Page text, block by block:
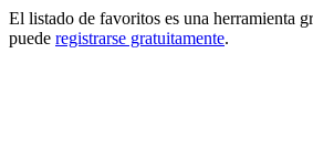
El listado de favoritos es una herramienta
puede registrarse gratuitamente.